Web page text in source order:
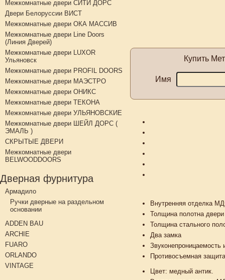
Межкомнатные двери СИТИ ДОРС
Двери Белоруссии ВИСТ
Межкомнатные двери ОКА МАССИВ
Межкомнатные двери Line Doors
(Линия Дверей)
Межкомнатные двери LUXOR
Ульяновск
Межкомнатные двери PROFIL DOORS
Межкомнатные двери МАЭСТРО
Межкомнатные двери ОНИКС
Межкомнатные двери ТЕКОНА
Межкомнатные двери УЛЬЯНОВСКИЕ
Межкомнатные двери ШЕЙЛ ДОРС (
ЭМАЛЬ )
СКРЫТЫЕ ДВЕРИ
Межкомнатные двери
BELWOODDOORS
Дверная фурнитура
Армадило
Ручки дверные на раздельном
основании
ADDEN BAU
ARCHIE
FUARO
ORLANDO
VINTAGE
Купить
Имя
Внутренняя отделка
Толщина полотна
Толщина стального
Два замка
Звуконепроницаемость
Противосъемная защита
Цвет: медный антик.